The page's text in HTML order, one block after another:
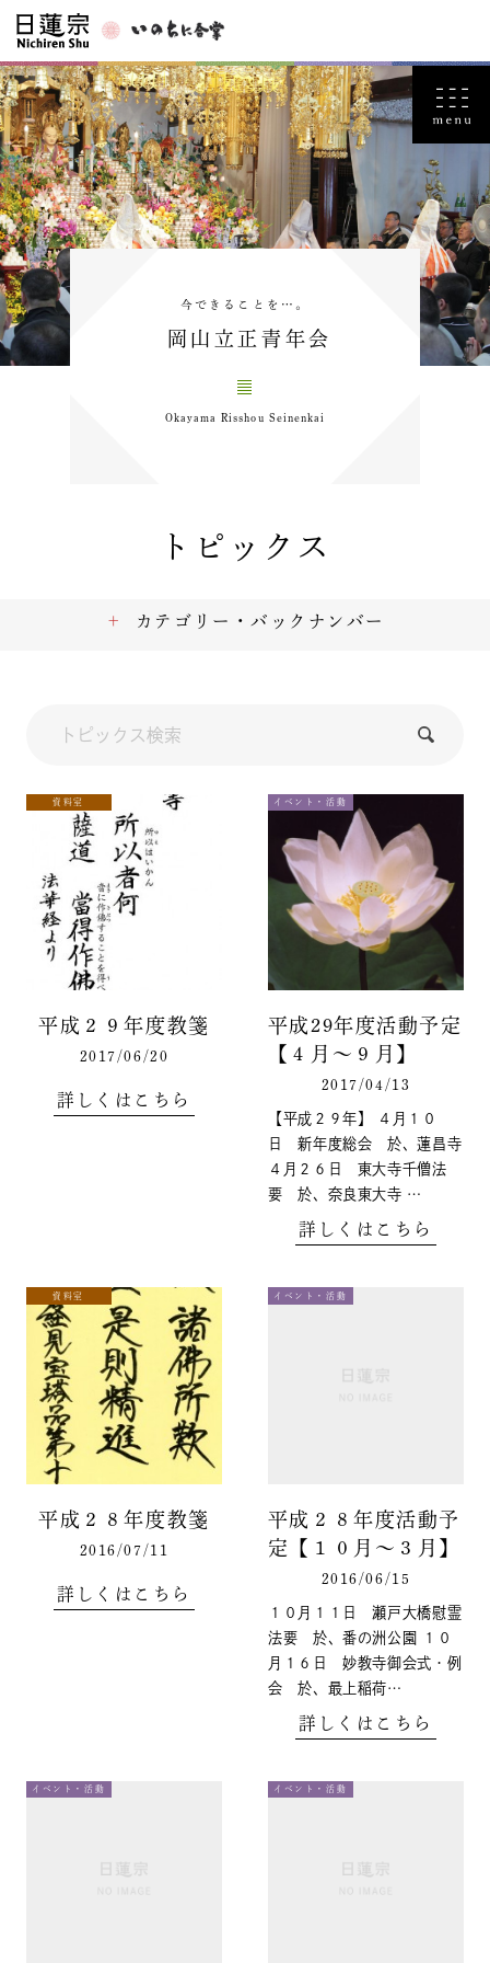
今できることを…。
岡山立正青年会
Okayama Risshou Seinenkai
トピックス
資料室
平成２９年度教箋
2017/06/20
詳しくはこちら
イベント・活動
平成29年度活動予定
【４月～９月】
2017/04/13
【平成２９年】 ４月１０
日 新年度総会 於、蓮昌寺
４月２６日 東大寺千僧法
要 於、奈良東大寺 …
詳しくはこちら
資料室
平成２８年度教箋
2016/07/11
詳しくはこちら
イベント・活動
平成２８年度活動予
定【１０月～３月】
2016/06/15
１０月１１日 瀬戸大橋慰霊
法要 於、番の洲公園 １０
月１６日 妙教寺御会式・例
会 於、最上稲荷…
詳しくはこちら
イベント・活動 イベント・活動
カテゴリー・バックナンバー